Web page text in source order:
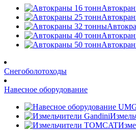
Снегоболотоходы
Навесное оборудование